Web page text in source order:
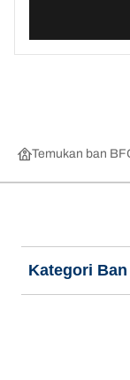
Temukan ban
Kategori Ban